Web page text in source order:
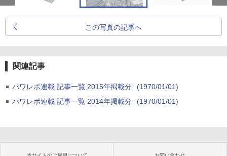
この写真の記事へ
関連記事
パワレポ連載 記事一覧 2015年掲載分
(1970/01/01)
パワレポ連載 記事一覧 2014年掲載分
(1970/01/01)